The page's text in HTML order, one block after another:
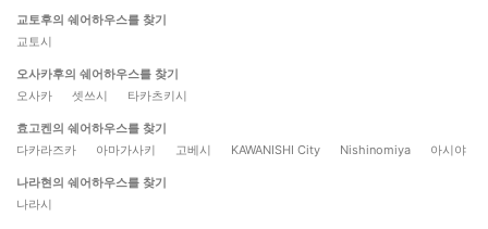
교토후의 쉐어하우스를 찾기
교토시
오사카후의 쉐어하우스를 찾기
오사카
셋쓰시 타카츠키시
효고켄의 쉐어하우스를 찾기
다카라즈카
아마가사키 고베시 KAWANISHI City Nishinomiya 아시야
나라현의 쉐어하우스를 찾기
나라시